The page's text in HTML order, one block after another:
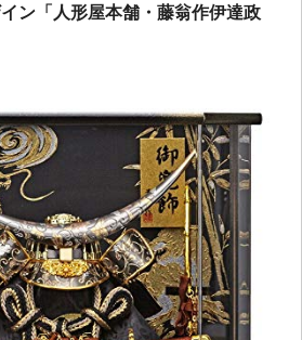
ン「人形屋本舗・藤翁作伊達政